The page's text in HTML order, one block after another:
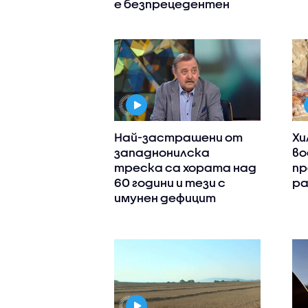
е безпрецедентен
Най-застрашени от
западнонилска
треска са хората над
60 години и тези с
имунен дефицит